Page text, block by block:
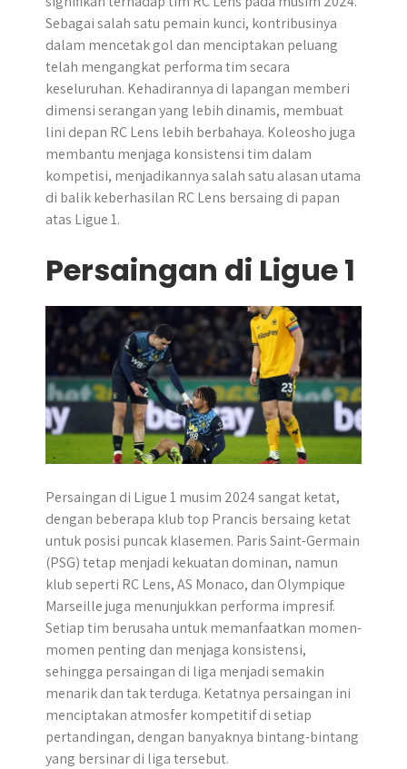
Sebagai salah satu pemain kunci, kontribusinya
dalam mencetak gol dan menciptakan peluang
telah mengangkat performa tim secara
keseluruhan. Kehadirannya di lapangan memberi
dimensi serangan yang lebih dinamis, membuat
lini depan RC Lens lebih berbahaya. Koleosho juga
membantu menjaga konsistensi tim dalam
kompetisi, menjadikannya salah satu alasan utama
di balik keberhasilan RC Lens bersaing di papan
atas Ligue 1.
Persaingan di Ligue 1
Persaingan di Ligue 1 musim 2024 sangat ketat,
dengan beberapa klub top Prancis bersaing ketat
untuk posisi puncak klasemen. Paris Saint-Germain
(PSG) tetap menjadi kekuatan dominan, namun
klub seperti RC Lens, AS Monaco, dan Olympique
Marseille juga menunjukkan performa impresif.
Setiap tim berusaha untuk memanfaatkan momen-
momen penting dan menjaga konsistensi,
sehingga persaingan di liga menjadi semakin
menarik dan tak terduga. Ketatnya persaingan ini
menciptakan atmosfer kompetitif di setiap
pertandingan, dengan banyaknya bintang-bintang
yang bersinar di liga tersebut.